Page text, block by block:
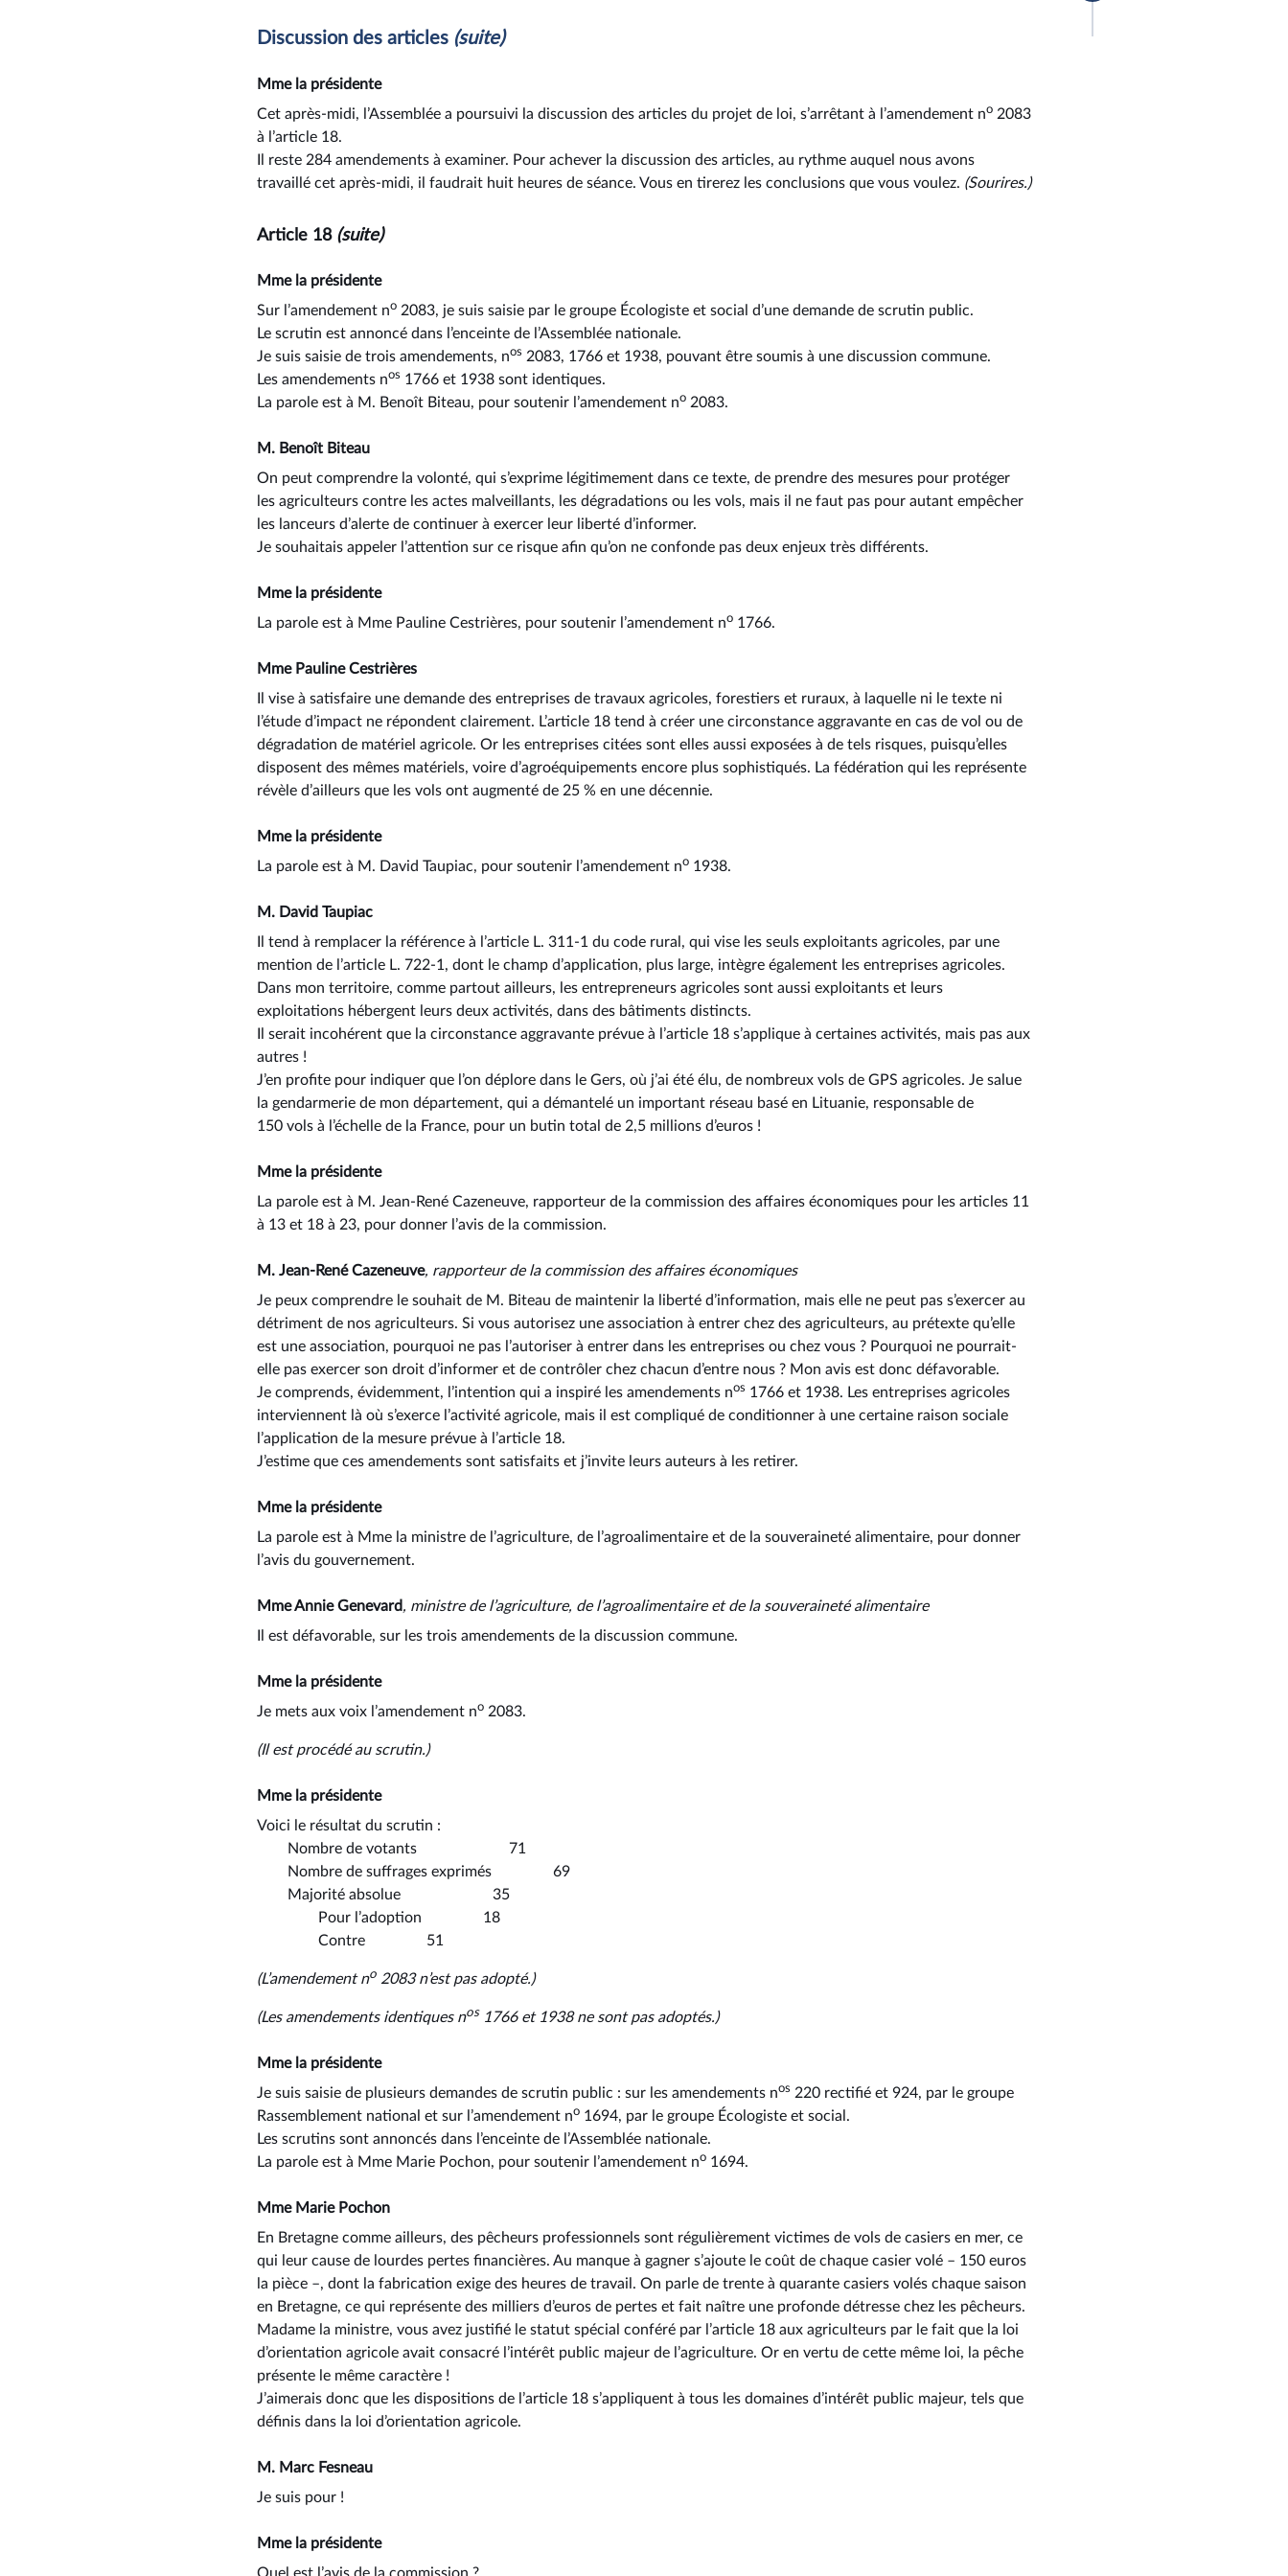
Discussion des articles (suite)
Mme la présidente
Cet après-midi, l’Assemblée a poursuivi la discussion des articles du projet de loi, s’arrêtant à l’amendement no 2083
à l’article 18.
Il reste 284 amendements à examiner. Pour achever la discussion des articles, au rythme auquel nous avons
travaillé cet après-midi, il faudrait huit heures de séance. Vous en tirerez les conclusions que vous voulez. (Sourires.)
Article 18(suite)
Mme la présidente
Sur l’amendement no 2083, je suis saisie par le groupe Écologiste et social d’une demande de scrutin public.
Le scrutin est annoncé dans l’enceinte de l’Assemblée nationale.
Je suis saisie de trois amendements, nos 2083, 1766 et 1938, pouvant être soumis à une discussion commune.
Les amendements nos 1766 et 1938 sont identiques.
La parole est à M. Benoît Biteau, pour soutenir l’amendement no 2083.
M. Benoît Biteau
On peut comprendre la volonté, qui s’exprime légitimement dans ce texte, de prendre des mesures pour protéger
les agriculteurs contre les actes malveillants, les dégradations ou les vols, mais il ne faut pas pour autant empêcher
les lanceurs d’alerte de continuer à exercer leur liberté d’informer.
Je souhaitais appeler l’attention sur ce risque afin qu’on ne confonde pas deux enjeux très différents.
Mme la présidente
La parole est à Mme Pauline Cestrières, pour soutenir l’amendement no 1766.
Mme Pauline Cestrières
Il vise à satisfaire une demande des entreprises de travaux agricoles, forestiers et ruraux, à laquelle ni le texte ni
l’étude d’impact ne répondent clairement. L’article 18 tend à créer une circonstance aggravante en cas de vol ou de
dégradation de matériel agricole. Or les entreprises citées sont elles aussi exposées à de tels risques, puisqu’elles
disposent des mêmes matériels, voire d’agroéquipements encore plus sophistiqués. La fédération qui les représente
révèle d’ailleurs que les vols ont augmenté de 25 % en une décennie.
Mme la présidente
La parole est à M. David Taupiac, pour soutenir l’amendement no 1938.
M. David Taupiac
Il tend à remplacer la référence à l’article L. 311-1 du code rural, qui vise les seuls exploitants agricoles, par une
mention de l’article L. 722-1, dont le champ d’application, plus large, intègre également les entreprises agricoles.
Dans mon territoire, comme partout ailleurs, les entrepreneurs agricoles sont aussi exploitants et leurs
exploitations hébergent leurs deux activités, dans des bâtiments distincts.
Il serait incohérent que la circonstance aggravante prévue à l’article 18 s’applique à certaines activités, mais pas aux
autres !
J’en profite pour indiquer que l’on déplore dans le Gers, où j’ai été élu, de nombreux vols de GPS agricoles. Je salue
la gendarmerie de mon département, qui a démantelé un important réseau basé en Lituanie, responsable de
150 vols à l’échelle de la France, pour un butin total de 2,5 millions d’euros !
Mme la présidente
La parole est à M. Jean-René Cazeneuve, rapporteur de la commission des affaires économiques pour les articles 11
à 13 et 18 à 23, pour donner l’avis de la commission.
M. Jean-René Cazeneuve, rapporteur de la commission des affaires économiques
Je peux comprendre le souhait de M. Biteau de maintenir la liberté d’information, mais elle ne peut pas s’exercer au
détriment de nos agriculteurs. Si vous autorisez une association à entrer chez des agriculteurs, au prétexte qu’elle
est une association, pourquoi ne pas l’autoriser à entrer dans les entreprises ou chez vous ? Pourquoi ne pourrait-
elle pas exercer son droit d’informer et de contrôler chez chacun d’entre nous ? Mon avis est donc défavorable.
Je comprends, évidemment, l’intention qui a inspiré les amendements nos 1766 et 1938. Les entreprises agricoles
interviennent là où s’exerce l’activité agricole, mais il est compliqué de conditionner à une certaine raison sociale
l’application de la mesure prévue à l’article 18.
J’estime que ces amendements sont satisfaits et j’invite leurs auteurs à les retirer.
Mme la présidente
La parole est à Mme la ministre de l’agriculture, de l’agroalimentaire et de la souveraineté alimentaire, pour donner
l’avis du gouvernement.
Mme Annie Genevard, ministre de l’agriculture, de l’agroalimentaire et de la souveraineté alimentaire
Il est défavorable, sur les trois amendements de la discussion commune.
Mme la présidente
Je mets aux voix l’amendement no 2083.
(Il est procédé au scrutin.)
Mme la présidente
Voici le résultat du scrutin :
Nombre de votants 71
Nombre de suffrages exprimés 69
Majorité absolue 35
Pour l’adoption 18
Contre 51
(L’amendement no 2083 n’est pas adopté.)
(Les amendements identiques nos 1766 et 1938 ne sont pas adoptés.)
Mme la présidente
Je suis saisie de plusieurs demandes de scrutin public : sur les amendements nos 220 rectifié et 924, par le groupe
Rassemblement national et sur l’amendement no 1694, par le groupe Écologiste et social.
Les scrutins sont annoncés dans l’enceinte de l’Assemblée nationale.
La parole est à Mme Marie Pochon, pour soutenir l’amendement no 1694.
Mme Marie Pochon
En Bretagne comme ailleurs, des pêcheurs professionnels sont régulièrement victimes de vols de casiers en mer, ce
qui leur cause de lourdes pertes financières. Au manque à gagner s’ajoute le coût de chaque casier volé –⁠ 150 euros
la pièce –, dont la fabrication exige des heures de travail. On parle de trente à quarante casiers volés chaque saison
en Bretagne, ce qui représente des milliers d’euros de pertes et fait naître une profonde détresse chez les pêcheurs.
Madame la ministre, vous avez justifié le statut spécial conféré par l’article 18 aux agriculteurs par le fait que la loi
d’orientation agricole avait consacré l’intérêt public majeur de l’agriculture. Or en vertu de cette même loi, la pêche
présente le même caractère !
J’aimerais donc que les dispositions de l’article 18 s’appliquent à tous les domaines d’intérêt public majeur, tels que
définis dans la loi d’orientation agricole.
M. Marc Fesneau
Je suis pour !
Mme la présidente